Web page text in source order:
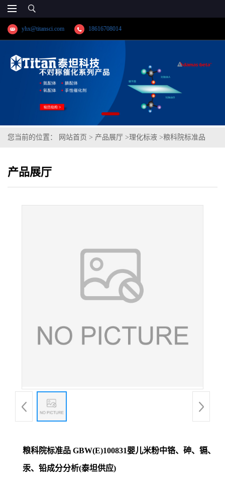
yhx@titansci.com 18616708014
您当前的位置： 网站首页 > 产品展厅 >理化标液 >粮科院标准品
产品展厅
粮科院标准品 GBW(E)100831婴儿米粉中铬、砷、镉、
汞、铅成分分析(泰坦供应)